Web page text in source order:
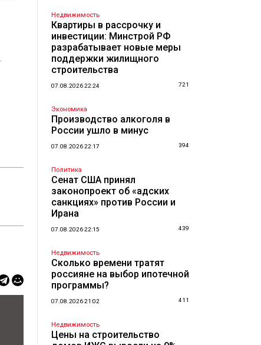
Недвижимость
Квартиры в рассрочку и
инвестиции: Минстрой РФ
разрабатывает новые меры
поддержки жилищного
строительства
07.08.2026 22:24 721
Экономика
Производство алкоголя в
России ушло в минус
07.08.2026 22:17 394
Политика
Сенат США принял
законопроект об «адских
санкциях» против России и
Ирана
07.08.2026 22:15 439
Недвижимость
Сколько времени тратят
россияне на выбор ипотечной
программы?
07.08.2026 21:02 411
Недвижимость
Цены на строительство